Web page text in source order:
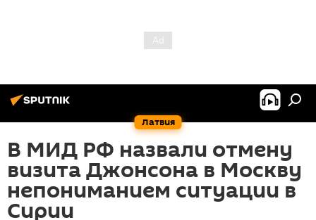
Латвия
В МИД РФ назвали отмену
визита Джонсона в Москву
непониманием ситуации в
Сирии